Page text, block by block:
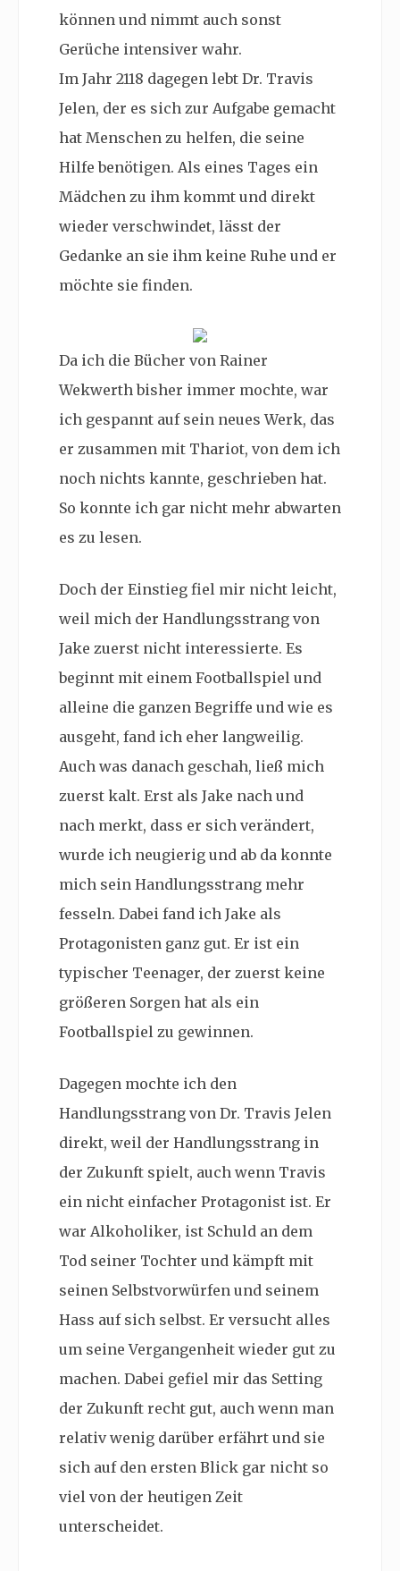
können und nimmt auch sonst
Gerüche intensiver wahr.
Im Jahr 2118 dagegen lebt Dr. Travis
Jelen, der es sich zur Aufgabe gemacht
hat Menschen zu helfen, die seine
Hilfe benötigen. Als eines Tages ein
Mädchen zu ihm kommt und direkt
wieder verschwindet, lässt der
Gedanke an sie ihm keine Ruhe und er
möchte sie finden.
Da ich die Bücher von Rainer
Wekwerth bisher immer mochte, war
ich gespannt auf sein neues Werk, das
er zusammen mit Thariot, von dem ich
noch nichts kannte, geschrieben hat.
So konnte ich gar nicht mehr abwarten
es zu lesen.
Doch der Einstieg fiel mir nicht leicht,
weil mich der Handlungsstrang von
Jake zuerst nicht interessierte. Es
beginnt mit einem Footballspiel und
alleine die ganzen Begriffe und wie es
ausgeht, fand ich eher langweilig.
Auch was danach geschah, ließ mich
zuerst kalt. Erst als Jake nach und
nach merkt, dass er sich verändert,
wurde ich neugierig und ab da konnte
mich sein Handlungsstrang mehr
fesseln. Dabei fand ich Jake als
Protagonisten ganz gut. Er ist ein
typischer Teenager, der zuerst keine
größeren Sorgen hat als ein
Footballspiel zu gewinnen.
Dagegen mochte ich den
Handlungsstrang von Dr. Travis Jelen
direkt, weil der Handlungsstrang in
der Zukunft spielt, auch wenn Travis
ein nicht einfacher Protagonist ist. Er
war Alkoholiker, ist Schuld an dem
Tod seiner Tochter und kämpft mit
seinen Selbstvorwürfen und seinem
Hass auf sich selbst. Er versucht alles
um seine Vergangenheit wieder gut zu
machen. Dabei gefiel mir das Setting
der Zukunft recht gut, auch wenn man
relativ wenig darüber erfährt und sie
sich auf den ersten Blick gar nicht so
viel von der heutigen Zeit
unterscheidet.